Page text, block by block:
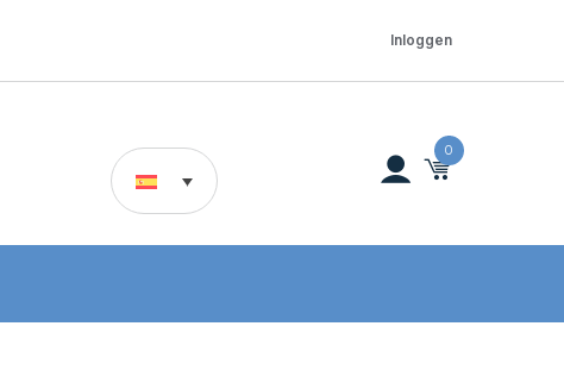
Inloggen
0